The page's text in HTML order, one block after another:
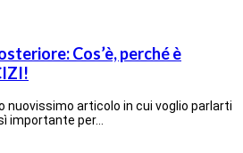
Cos’è, perché è
nuovissimo articolo in cui voglio parlarti
importante per…